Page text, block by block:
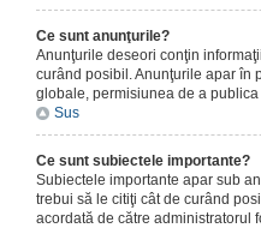
Ce sunt anunţurile?
Anunţurile deseori conţin
curând posibil. Anunţurile apar în
globale, permisiunea de a
Sus
Ce sunt subiectele importante?
Subiectele importante apar sub
trebui să le citiţi cât de curând
acordată de către administratorul